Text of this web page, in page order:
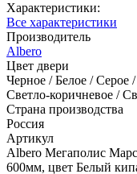
Характеристики:
Все характеристики
Производитель
Albero
Цвет двери
Черное / Белое / Серое
Светло-коричневое /
Страна производства
Россия
Артикул
Albero Мегаполис
600мм, цвет Белый